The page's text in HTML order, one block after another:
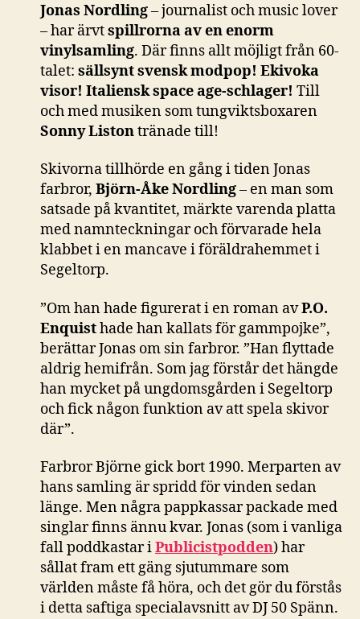
Jonas Nordling– journalist och music lover
– har ärvtspillrorna av en enorm
vinylsamling. Där finns allt möjligt från 60-
talet: sällsynt svensk modpop! Ekivoka
visor! Italiensk space age-schlager! Till
och med musiken som tungviktsboxaren
Sonny Listontränade till!
Skivorna tillhörde en gång i tiden Jonas
farbror, Björn-Åke Nordling– en man som
satsade på kvantitet, märkte varenda platta
med namnteckningar och förvarade hela
klabbet i en mancave i föräldrahemmet i
Segeltorp.
”Om han hade figurerat i en roman avP.O.
Enquisthade han kallats för gammpojke”,
berättar Jonas om sin farbror. ”Han flyttade
aldrig hemifrån. Som jag förstår det hängde
han mycket på ungdomsgården i Segeltorp
och fick någon funktion av att spela skivor
där”.
Farbror Björne gick bort 1990. Merparten av
hans samling är spridd för vinden sedan
länge. Men några pappkassar packade med
singlar finns ännu kvar. Jonas (som i vanliga
fall poddkastar iPublicistpodden) har
sållat fram ett gäng sjutummare som
världen måste få höra, och det gör du förstås
i detta saftiga specialavsnitt av DJ 50 Spänn.